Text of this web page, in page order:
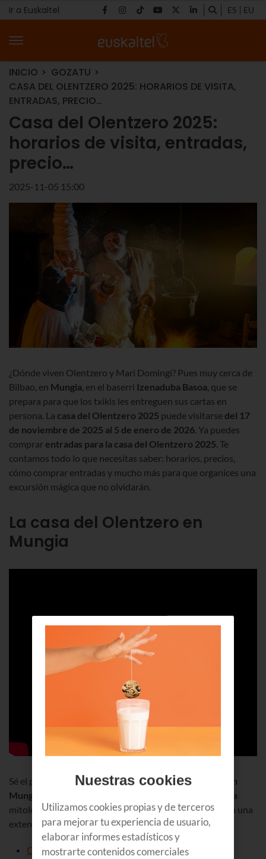
Ir a Euskaltel ES EU
INICIO
GOZATU
CASA DEL OLENTZERO 2025: HORARIOS DE VISITA,
ENTRADAS, PRECIO…
Casa del Olentzero 2025:
horarios de visita, entradas,
precio…
2025-11-05 15:00
¿Dónde viven Olentzero y Mari Domingi? Pues muy cerca de
Bilbao, en Mungia, en el baserri Izenaduba Basoa, que se
prepara para que los txikis les entreguen sus cartas en
persona. La casa del Olentzero 2025 puede visitarse del 17
de noviembre de 2025 al 5 de enero de 2026. Ya puedes
comprar entradas para la casa del Olentzero 2025. Te
contamos todo lo que necesitas saber: horarios, precios,
cómo comprar entradas y mucho más para que organices una
excursión mágica que no olvidarán.
La casa del Olentzero en
Mungia
Sé el primero en llevar tu carta a lacasa de Olentzero en
Mungia
, donde vive con Mari Domingi y otros seres de la
mitología vasca, en el baserri más antiguo de Bizkaia con una
extensión de 6.000 metros cuadrados.
Olentzero y Mari Domingi: historia y origen
Nuestras cookies
Utilizamos cookies propias y de terceros
para mejorar tu experiencia de usuario,
elaborar informes estadísticos y
mostrarte contenidos comerciales